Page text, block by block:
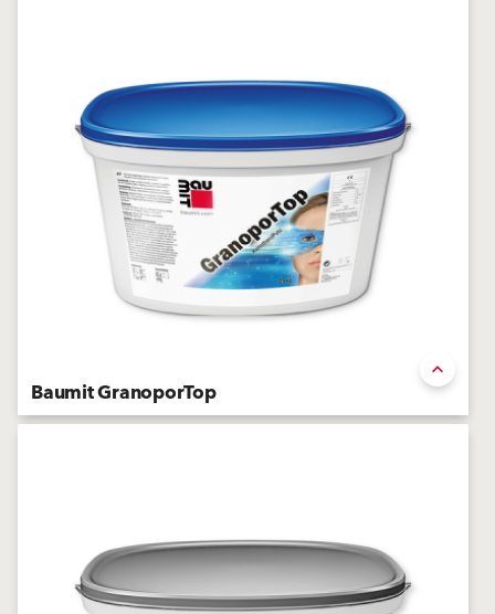
Baumit GranoporTop
Enduit de finition acrylique